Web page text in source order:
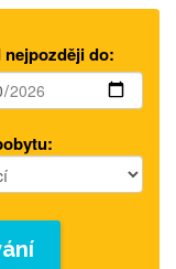
nejpozději do: